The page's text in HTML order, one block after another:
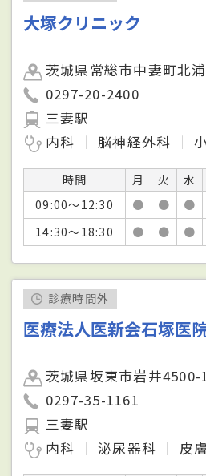
大塚クリニック
茨城県常総市中妻町北
0297-20-2400
三妻駅
内科
脳神経外科
時間 月 火 水
09:00～12:30
● ● ●
14:30～18:30
● ● ●
診療時間外
医療法人医新会石塚医
茨城県坂東市岩井4500-
0297-35-1161
三妻駅
内科
泌尿器科 皮